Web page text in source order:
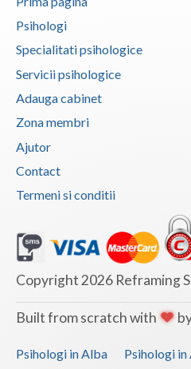
Psihologi
Specialitati psihologice
Servicii psihologice
Adauga cabinet
Zona membri
Ajutor
Contact
Termeni si conditii
Copyright 2026 Reframing
Built from scratch with
Psihologi in Alba Psihologi in